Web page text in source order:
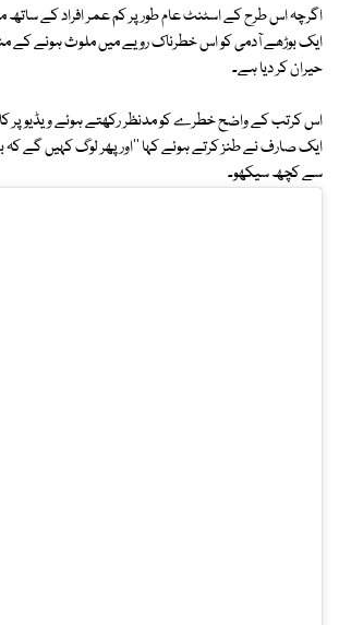
اگرچہ اس طرح کے اسٹنٹ عام طور پر کم عمر افراد کے
ایک بوڑھے آدمی کو اس خطرناک رویے میں ملوث ہونے کے
حیران کر دیا ہے۔
اس کرتب کے واضح خطرے کو مدنظر رکھتے ہوئے ویڈیو پر
ایک صارف نے طنز کرتے ہوئے کہا ''اور پھر لوگ کہیں گے کہ
سے کچھ سیکھو۔